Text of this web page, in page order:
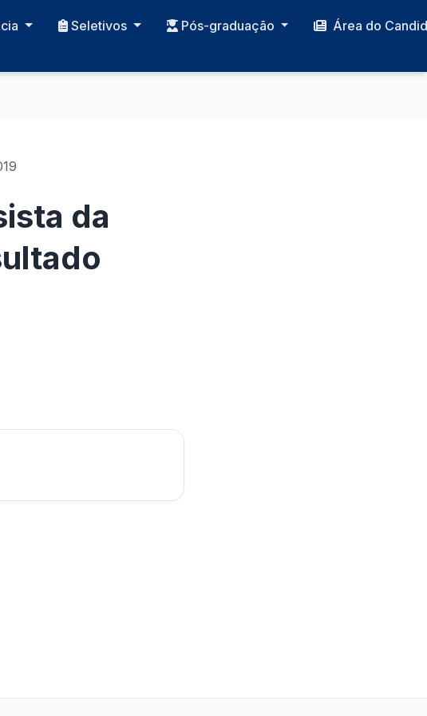
Seletivos Pós-graduação Área do
da